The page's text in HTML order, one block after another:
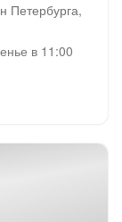
Петербурга,
в 11:00